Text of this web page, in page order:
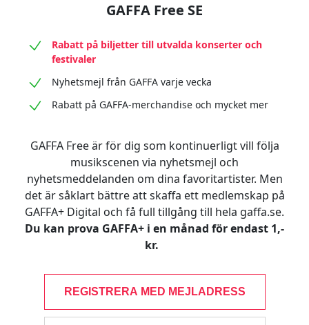
GAFFA Free SE
Rabatt på biljetter till utvalda konserter och
festivaler
Nyhetsmejl från GAFFA varje vecka
Rabatt på GAFFA-merchandise och mycket mer
GAFFA Free är för dig som kontinuerligt vill följa
musikscenen via nyhetsmejl och
nyhetsmeddelanden om dina favoritartister. Men
det är såklart bättre att skaffa ett medlemskap på
GAFFA+ Digital och få full tillgång till hela gaffa.se.
Du kan prova GAFFA+ i en månad för endast 1,-
kr.
REGISTRERA MED MEJLADRESS